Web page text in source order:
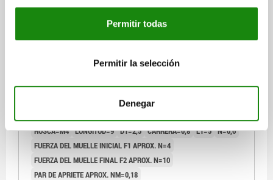
Permitir todas
Permitir la selección
Denegar
ACERO INOXIDABLE, COMP:BOLA DE ACERO INOX.
ROSCA=M4 LONGITUD=9 D1=2,5 CARRERA=0,8 L1=5 N=0,6
FUERZA DEL MUELLE INICIAL F1 APROX. N=4
FUERZA DEL MUELLE FINAL F2 APROX. N=10
PAR DE APRIETE APROX. NM=0,18